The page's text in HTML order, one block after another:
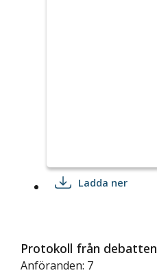
Ladda ner
Protokoll från debatten
Anföranden: 7